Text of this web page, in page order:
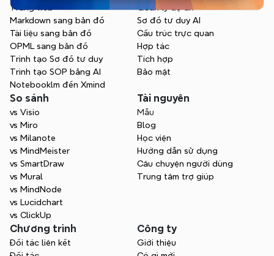
Trang web
Markdown sang bản đồ
Tài liệu sang bản đồ
OPML sang bản đồ
Trình tạo Sơ đồ tư duy
Trình tạo SOP bằng AI
Notebooklm đến Xmind
Sơ đồ tư duy AI
Cấu trúc trực quan
Hợp tác
Tích hợp
Bảo mật
So sánh
vs Visio
vs Miro
vs Milanote
vs MindMeister
vs SmartDraw
vs Mural
vs MindNode
vs Lucidchart
vs ClickUp
Tài nguyên
Mẫu
Blog
Học viện
Hướng dẫn sử dụng
Câu chuyện người dùng
Trung tâm trợ giúp
Chương trình
Đối tác liên kết
Công ty
Giới thiệu